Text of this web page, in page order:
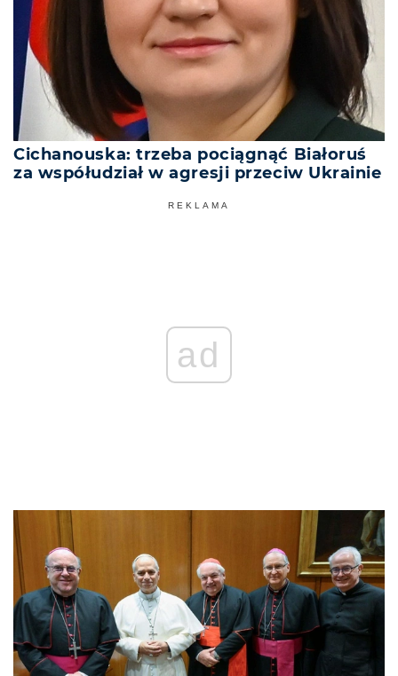
Cichanouska: trzeba pociągnąć Białoruś
za współudział w agresji przeciw Ukrainie
REKLAMA
ad